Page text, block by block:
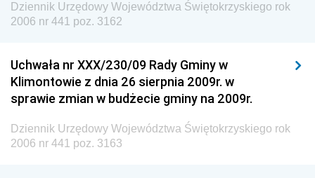
Dziennik Urzędowy Województwa Świętokrzyskiego rok
2006 nr 441 poz. 3162
Uchwała nr XXX/230/09 Rady Gminy w
Klimontowie z dnia 26 sierpnia 2009r. w
sprawie zmian w budżecie gminy na 2009r.
Dziennik Urzędowy Województwa Świętokrzyskiego rok
2006 nr 441 poz. 3163